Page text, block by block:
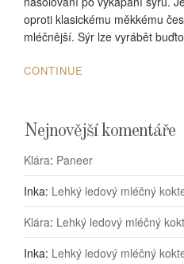
oproti klasickému měkkému
mléčnější. Sýr lze vyrábět
CONTINUE
Nejnovější komentáře
Klára: Paneer
Inka: Lehký ledový mléčný
Klára: Lehký ledový mléčný
Inka: Lehký ledový mléčný